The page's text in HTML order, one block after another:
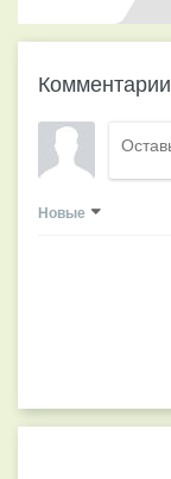
Комментарии
Новые